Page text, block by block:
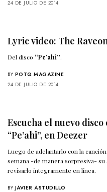
24 DE JULIO DE 2014
Lyric video: The
Del disco “Pe’ahi”.
BY POTQ MAGAZINE
24 DE JULIO DE 2014
Escucha el nuevo
“Pe’ahi”, en Deezer
Luego de adelantarlo con la canción
semana -de manera sorpresiva-
revisarlo íntegramente en línea.
BY JAVIER ASTUDILLO